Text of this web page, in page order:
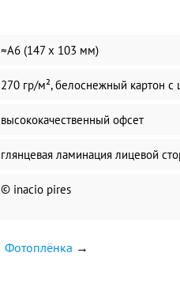
≈А6 (147 х 103 мм)
270 гр/м², белоснежный картон
высококачественный офсет
глянцевая ламинация лицевой
© inacio pires
Фотоплёнка →